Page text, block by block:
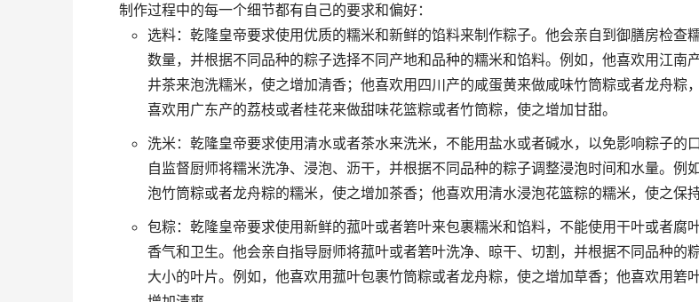
制作过程中的每一个细节都有自己的要求和偏好：
选料：乾隆皇帝要求使用优质的糯米和新鲜的馅料来制作粽子。他会亲自到御膳房检查
数量，并根据不同品种的粽子选择不同产地和品种的糯米和馅料。例如，他喜欢用江南
井茶来泡洗糯米，使之增加清香；他喜欢用四川产的咸蛋黄来做咸味竹筒粽或者龙舟粽
喜欢用广东产的荔枝或者桂花来做甜味花篮粽或者竹筒粽，使之增加甘甜。
洗米：乾隆皇帝要求使用清水或者茶水来洗米，不能用盐水或者碱水，以免影响粽子的
自监督厨师将糯米洗净、浸泡、沥干，并根据不同品种的粽子调整浸泡时间和水量。例
泡竹筒粽或者龙舟粽的糯米，使之增加茶香；他喜欢用清水浸泡花篮粽的糯米，使之保持
包粽：乾隆皇帝要求使用新鲜的菰叶或者箬叶来包裹糯米和馅料，不能使用干叶或者腐
香气和卫生。他会亲自指导厨师将菰叶或者箬叶洗净、晾干、切割，并根据不同品种的
大小的叶片。例如，他喜欢用菰叶包裹竹筒粽或者龙舟粽，使之增加草香；他喜欢用箬